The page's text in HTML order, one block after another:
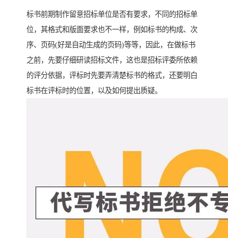
标书前期制作留意招标单位是否有要求，不同的招标单
位，其格式和版面要求也不一样，例如标书的构成、次
序、页码(好是自动生成的页码)等等，因此，在做标书
之前，先要仔细研读招标文件，这也是招标评委所依赖
的评分依据，评标时先要弄清楚标书的格式，还要明白
标书在评标时的位置，以及如何提出质疑。